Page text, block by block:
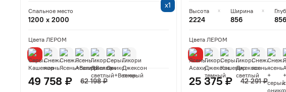
Спальное место
1200 x 2000
Цвета ЛЕРОМ
49 758 ₽ 62 198 ₽
х1
Высота
2224
Ширина
856 856
Цвета ЛЕРОМ
25 375 ₽ 42 291 ₽